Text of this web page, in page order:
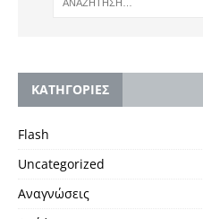
KΑΤΗΓΟΡΙΕΣ
Flash
Uncategorized
Αναγνώσεις